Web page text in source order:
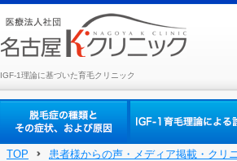
IGF-1理論に基づいた育毛クリニック
TOP 患者様からの声・メディア掲載・クリ